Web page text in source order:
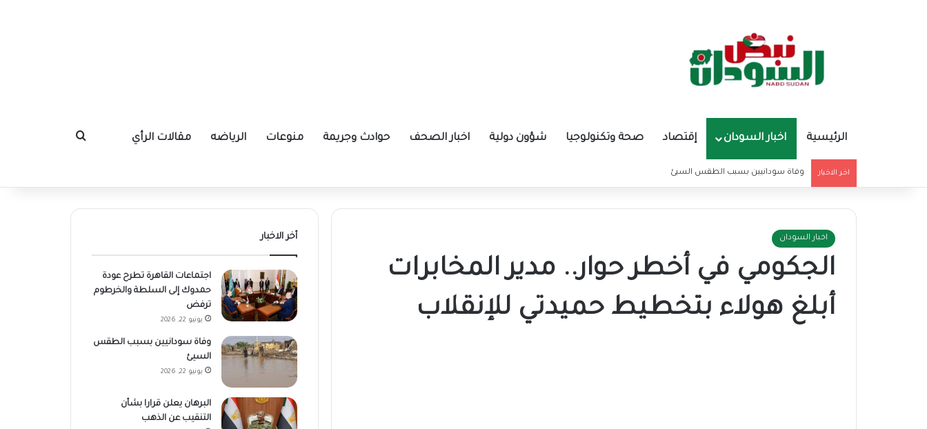
الرئيسية اخبار السودان إقتصاد صحة وتكنولوجيا شؤون دولية اخبار الصحف حوادث وجريمة منوعات الرياضه مقالات الرأي بحث عن
اخر الاخبار وفاة سودانيين بسبب الطقس السيئ
اخبار السودان
الجكومي في أخطر حوار.. مدير المخابرات
أبلغ هولاء بتخطيط حميدتي للإنقلاب
أخر الاخبار
اجتماعات القاهرة تطرح عودة
حمدوك إلى السلطة والخرطوم
ترفض
يونيو 22, 2026
وفاة سودانيين بسبب الطقس
السيئ
يونيو 22, 2026
البرهان يعلن قرارا بشأن
التنقيب عن الذهب